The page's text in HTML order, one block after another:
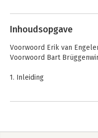
Andere
Brüggenwirth
Inhoudsopgave
Voorwoord Erik van
Voorwoord Bart
1. Inleiding